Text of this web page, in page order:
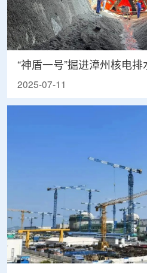
“神盾一号”掘进漳州核电
2025-07-11